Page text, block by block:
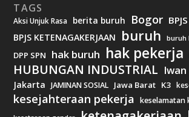
TAGS
Aksi Unjuk Rasa berita buruh Bogor
BPJS KETENAGAKERJAAN buruh buruh
DPP SPN hak buruh hak pekerja
HUBUNGAN INDUSTRIAL
Jakarta JAMINAN SOSIAL Jawa Barat K3
kesejahteraan pekerja keselamatan